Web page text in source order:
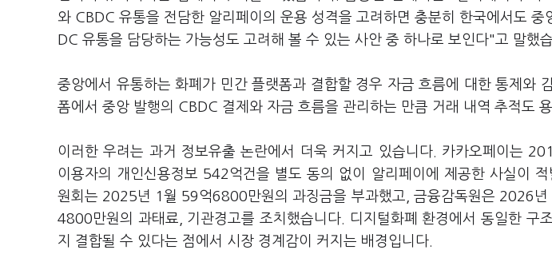
와 CBDC 유통을 전담한 알리페이의 운용 성격을 고려하면 충분히 한국에서도 중
DC 유통을 담당하는 가능성도 고려해 볼 수 있는 사안 중 하나로 보인다"고 말했
중앙에서 유통하는 화폐가 민간 플랫폼과 결합할 경우 자금 흐름에 대한 통제와
폼에서 중앙 발행의 CBDC 결제와 자금 흐름을 관리하는 만큼 거래 내역 추적도
이러한 우려는 과거 정보유출 논란에서 더욱 커지고 있습니다. 카카오페이는
이용자의 개인신용정보 542억건을 별도 동의 없이 알리페이에 제공한 사실이 적
원회는 2025년 1월 59억6800만원의 과징금을 부과했고, 금융감독원은 2026
4800만원의 과태료, 기관경고를 조치했습니다. 디지털화폐 환경에서 동일한 구
지 결합될 수 있다는 점에서 시장 경계감이 커지는 배경입니다.